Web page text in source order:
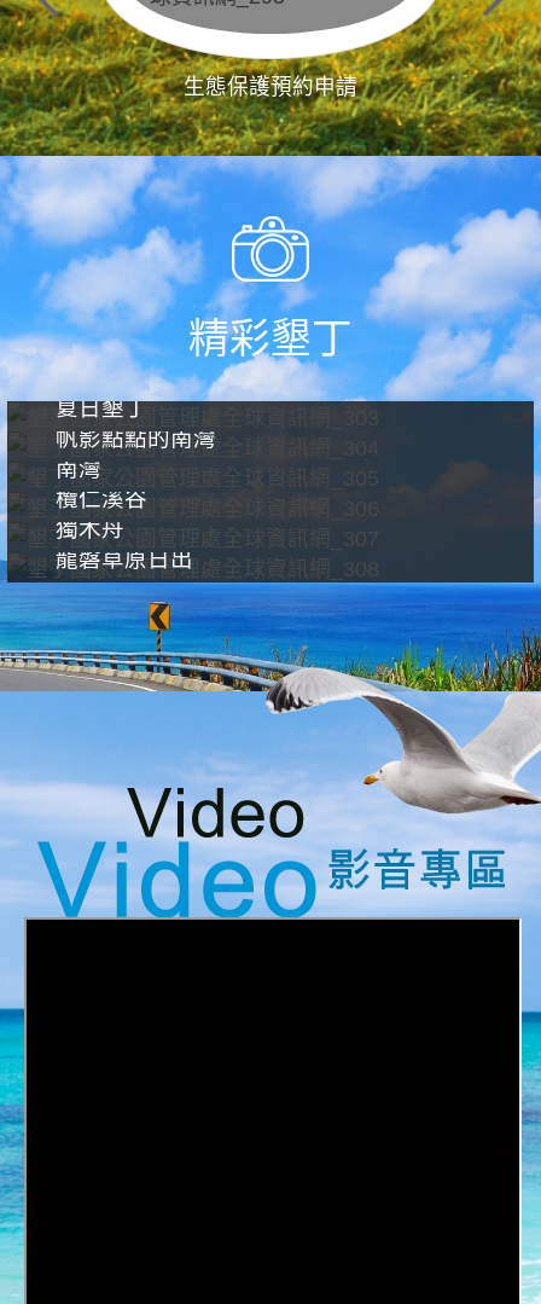
生態保護預約申請
精彩墾丁
夏日墾丁
帆影點點的南灣
南灣
欖仁溪谷
獨木舟
龍磐草原日出